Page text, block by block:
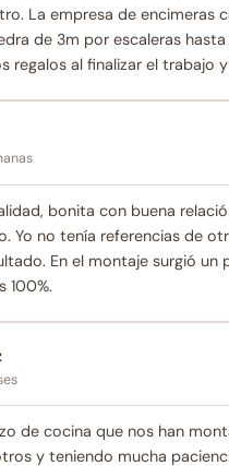
La empresa de encimeras
de 3m por escaleras
regalos al finalizar el trabajo
bonita con buena
Yo no tenía referencias de
En el montaje surgió
100%.
de cocina que nos han
y teniendo mucha